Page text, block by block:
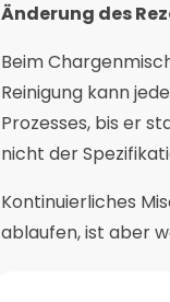
Änderung des
Beim
Reinigung kann
Prozesses, bis er
nicht der
Kontinuierliches
ablaufen, ist aber